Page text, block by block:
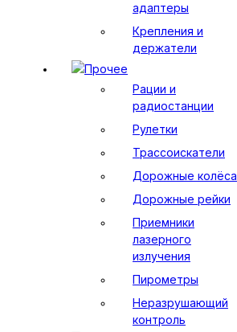
адаптеры
Крепления и
держатели
Прочее
Рации и
радиостанции
Рулетки
Трассоискатели
Дорожные колёса
Дорожные рейки
Приемники
лазерного
излучения
Пирометры
Неразрушающий
контроль